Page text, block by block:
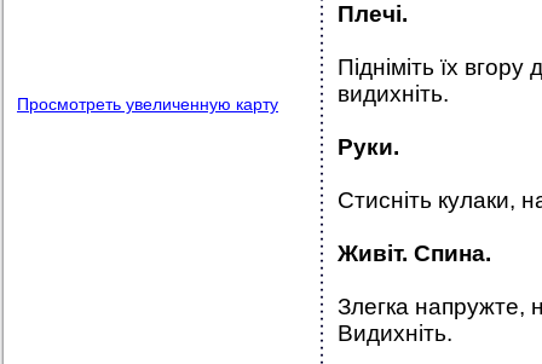
Просмотреть увеличенную карту
Плечі.
Підніміть їх
видихніть.
Руки.
Стисніть кулаки,
Живіт. Спина.
Злегка напружте,
Видихніть.